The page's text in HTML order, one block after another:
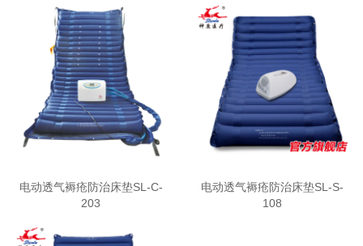
电动透气褥疮防治床垫SL-C-
203
电动透气褥疮防治床垫SL-S-
108